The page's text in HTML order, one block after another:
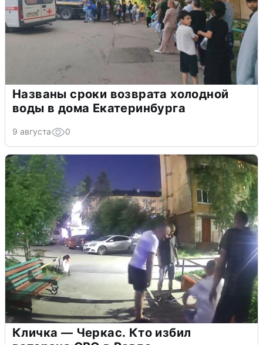
Названы сроки возврата холодной
воды в дома Екатеринбурга
9 августа 0
Кличка — Черкас. Кто избил